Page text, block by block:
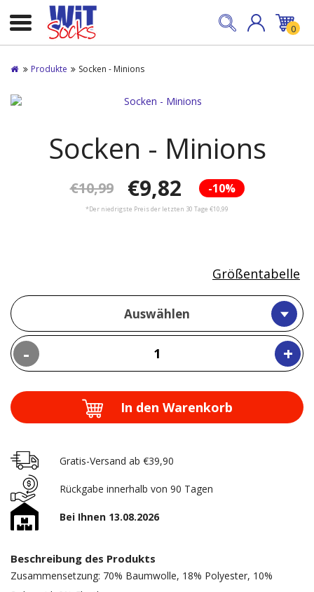
0
Produkte Socken - Minions
Socken - Minions
-10%
€10,99 €9,82
*Der niedrigste Preis der letzten 30 Tage €10,99
Auswählen
- +
Größentabelle
In den Warenkorb
Gratis-Versand ab €39,90
Rückgabe innerhalb von 90 Tagen
Bei Ihnen 13.08.2026
Beschreibung des Produkts
Zusammensetzung: 70% Baumwolle, 18% Polyester, 10%